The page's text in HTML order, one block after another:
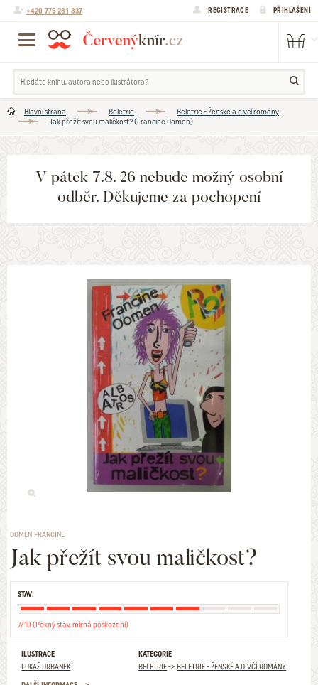
+420 775 281 837 REGISTRACE PŘIHLÁŠENÍ
Hlavní strana Beletrie
Beletrie - Ženské a dívčí romány
Jak přežít svou maličkost? (Francine Oomen)
V pátek 7.8. 26 nebude možný osobní
odběr. Děkujeme za pochopení
OOMEN FRANCINE
Jak přežít svou maličkost?
STAV:
7/10 (Pěkný stav, mírná poškození)
ILUSTRACE
LUKÁŠ URBÁNEK
KATEGORIE
BELETRIE->BELETRIE - ŽENSKÉ A DÍVČÍ ROMÁNY